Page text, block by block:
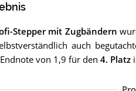
Stepper mit Zugbändern
auch
von 1,9 für den 4. Platz